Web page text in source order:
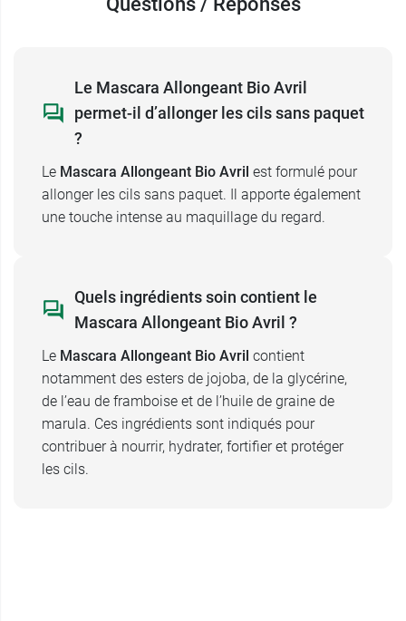
Le Mascara Allongeant Bio Avril
permet-il d’allonger les cils sans paquet
?
Le Mascara Allongeant Bio Avril est formulé pour
allonger les cils sans paquet. Il apporte également
une touche intense au maquillage du regard.
Quels ingrédients soin contient le
Mascara Allongeant Bio Avril ?
Le Mascara Allongeant Bio Avril contient
notamment des esters de jojoba, de la glycérine,
de l’eau de framboise et de l’huile de graine de
marula. Ces ingrédients sont indiqués pour
contribuer à nourrir, hydrater, fortifier et protéger
les cils.